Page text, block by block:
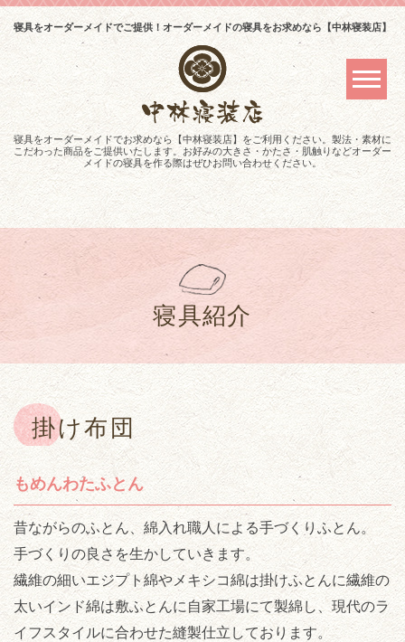
寝具をオーダーメイドでご提供！オーダーメイドの寝具をお求めなら【中林寝装店】
寝具をオーダーメイドでお求めなら【中林寝装店】をご利用ください。製法・素材に
こだわった商品をご提供いたします。お好みの大きさ・かたさ・肌触りなどオーダー
メイドの寝具を作る際はぜひお問い合わせください。
寝具紹介
掛け布団
もめんわたふとん
昔ながらのふとん、綿入れ職人による手づくりふとん。
手づくりの良さを生かしていきます。
繊維の細いエジプト綿やメキシコ綿は掛けふとんに繊維の
太いインド綿は敷ふとんに自家工場にて製綿し、現代のラ
イフスタイルに合わせた縫製仕立しております。